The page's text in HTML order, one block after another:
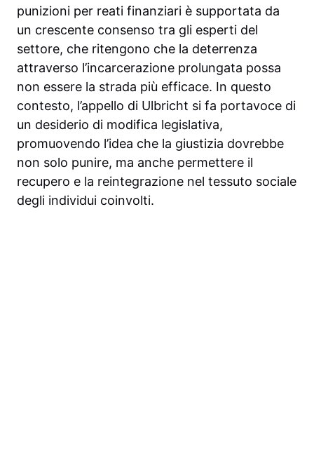
punizioni per reati finanziari è supportata da
un crescente consenso tra gli esperti del
settore, che ritengono che la deterrenza
attraverso l’incarcerazione prolungata possa
non essere la strada più efficace. In questo
contesto, l’appello di Ulbricht si fa portavoce di
un desiderio di modifica legislativa,
promuovendo l’idea che la giustizia dovrebbe
non solo punire, ma anche permettere il
recupero e la reintegrazione nel tessuto sociale
degli individui coinvolti.